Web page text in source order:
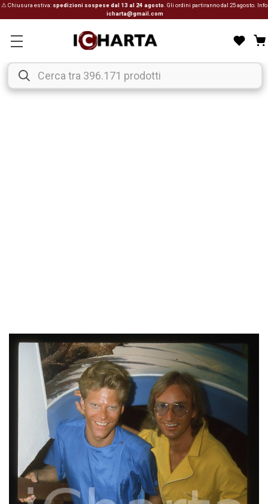
⚠ Chiusura estiva: spedizioni sospese dal 13 al 24 agosto . Gli ordini partiranno dal 25 agosto. Info:
icharta@gmail.com